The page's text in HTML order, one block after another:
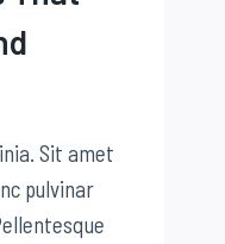
Sit amet
pulvinar